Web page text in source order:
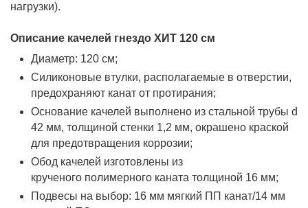
нагрузки).
Описание качелей гнездо ХИТ 120 см
Диаметр: 120 см;
Силиконовые втулки, располагаемые в отверстии,
предохраняют канат от протирания;
Основание качелей выполнено из стальной трубы d
42 мм, толщиной стенки 1,2 мм, окрашено краской
для предотвращения коррозии;
Обод качелей изготовлены из
крученого полимерного каната толщиной 16 мм;
Подвесы на выбор: 16 мм мягкий ПП канат/14 мм